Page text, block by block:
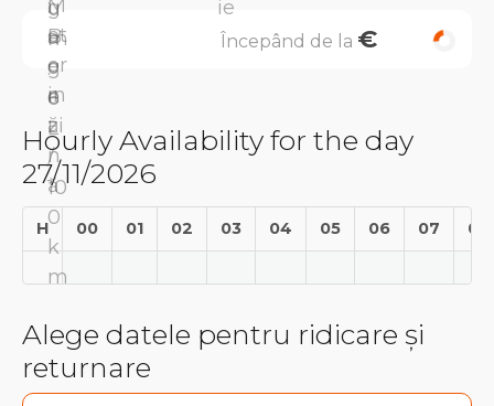
Începând de la €
Hourly Availability for the day
27/11/2026
H 00 01 02 03 04 05 06 07 08
Alege datele pentru ridicare și
returnare